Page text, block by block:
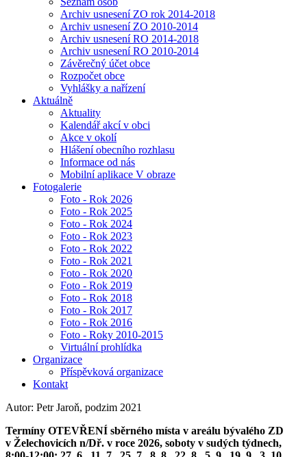
Archiv usnesení ZO rok 2014-2018
Archiv usnesení ZO 2010-2014
Archiv usnesení RO 2014-2018
Archiv usnesení RO 2010-2014
Závěrečný účet obce
Rozpočet obce
Vyhlášky a nařízení
Aktuálně
Aktuality
Kalendář akcí v obci
Akce v okolí
Hlášení obecního rozhlasu
Informace od nás
Mobilní aplikace V obraze
Fotogalerie
Foto - Rok 2026
Foto - Rok 2025
Foto - Rok 2024
Foto - Rok 2023
Foto - Rok 2022
Foto - Rok 2021
Foto - Rok 2020
Foto - Rok 2019
Foto - Rok 2018
Foto - Rok 2017
Foto - Rok 2016
Foto - Roky 2010-2015
Virtuální prohlídka
Organizace
Příspěvková organizace
Kontakt
Autor: Petr Jaroň, podzim 2021
Termíny OTEVŘENÍ sběrného místa v areálu bývalého ZD
v Želechovicích n/Dř. v roce 2026, soboty v sudých týdnech,